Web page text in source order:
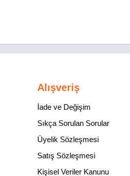
Alışveriş
İade ve Değişim
Sıkça Sorulan Sorular
Üyelik Sözleşmesi
Satış Sözleşmesi
Kişisel Veriler Kanunu